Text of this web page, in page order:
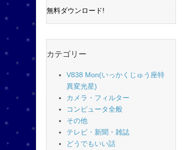
無料ダウンロード!
カテゴリー
V838 Mon(いっかくじゅう座特
異変光星)
カメラ・フィルター
コンピュータ全般
その他
テレビ・新聞・雑誌
どうでもいい話